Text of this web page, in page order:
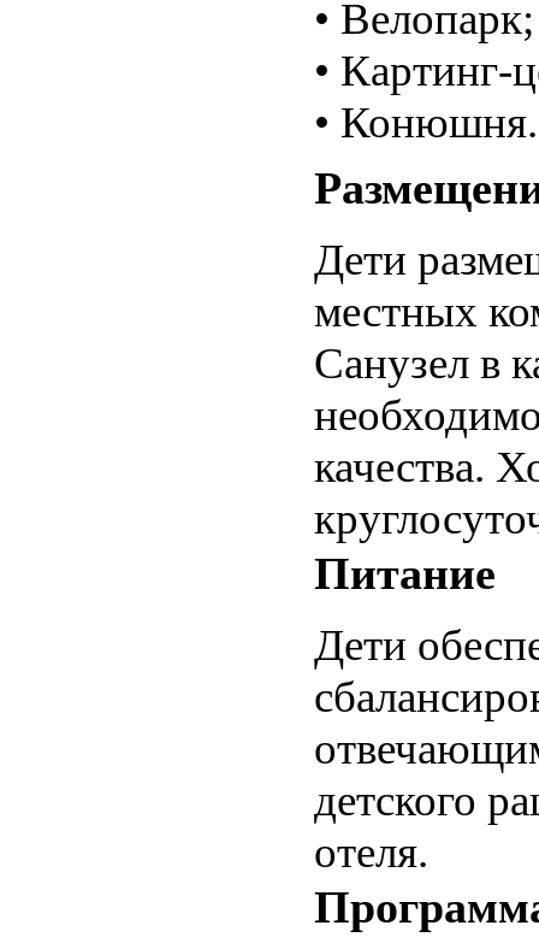
• Велопарк;
• Картинг-
• Конюшня.
Дети
местных
Санузел в
качества.
Питание
Дети
детского
отеля.